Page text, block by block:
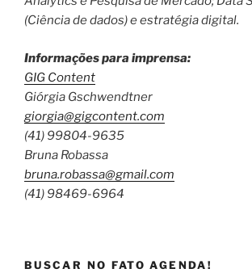
(Ciência de dados) e estratégia digital.
Informações para imprensa:
GIG Content
Giórgia Gschwendtner
giorgia@gigcontent.com
(41) 99804-9635
Bruna Robassa
bruna.robassa@gmail.com
(41) 98469-6964
BUSCAR NO FATO AGENDA!